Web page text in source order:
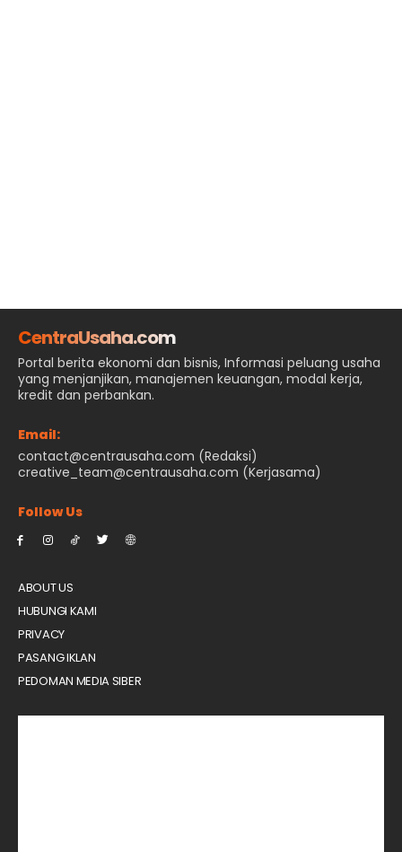
CentraUsaha.com
Portal berita ekonomi dan bisnis, Informasi peluang usaha
yang menjanjikan, manajemen keuangan, modal kerja,
kredit dan perbankan.
Email:
contact@centrausaha.com (Redaksi)
creative_team@centrausaha.com (Kerjasama)
Follow Us
ABOUT US
HUBUNGI KAMI
PRIVACY
PASANG IKLAN
PEDOMAN MEDIA SIBER